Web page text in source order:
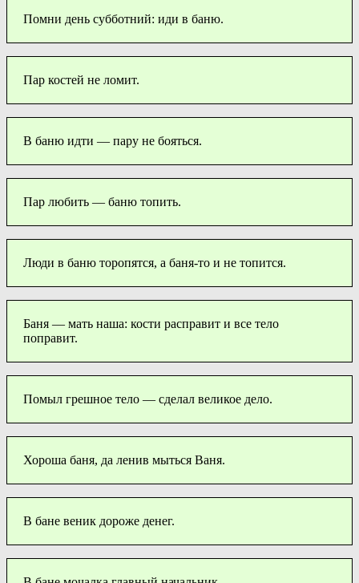
Помни день субботний: иди в баню.
Пар костей не ломит.
В баню идти — пару не бояться.
Пар любить — баню топить.
Люди в баню торопятся, а баня-то и не топится.
Баня — мать наша: кости расправит и все тело
поправит.
Помыл грешное тело — сделал великое дело.
Хороша баня, да ленив мыться Ваня.
В бане веник дороже денег.